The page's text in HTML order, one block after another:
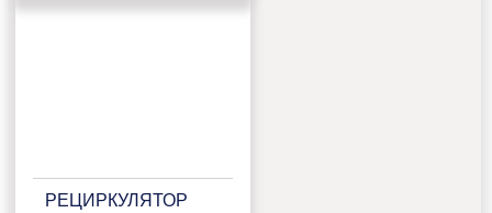
РЕЦИРКУЛЯТОР